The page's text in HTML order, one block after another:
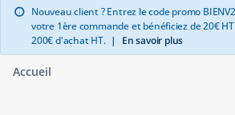
info Nouveau client ? Entrez le code promo
votre 1ère commande et bénéficiez de 20€
200€ d'achat HT. | En savoir plus
Accueil